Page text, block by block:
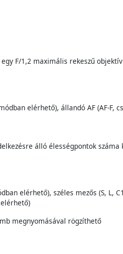
F/1,2 maximális rekeszű
elérhető), állandó AF (AF-F,
álló élességpontok
elérhető), széles mezős (S, L,
megnyomásával rögzíthető